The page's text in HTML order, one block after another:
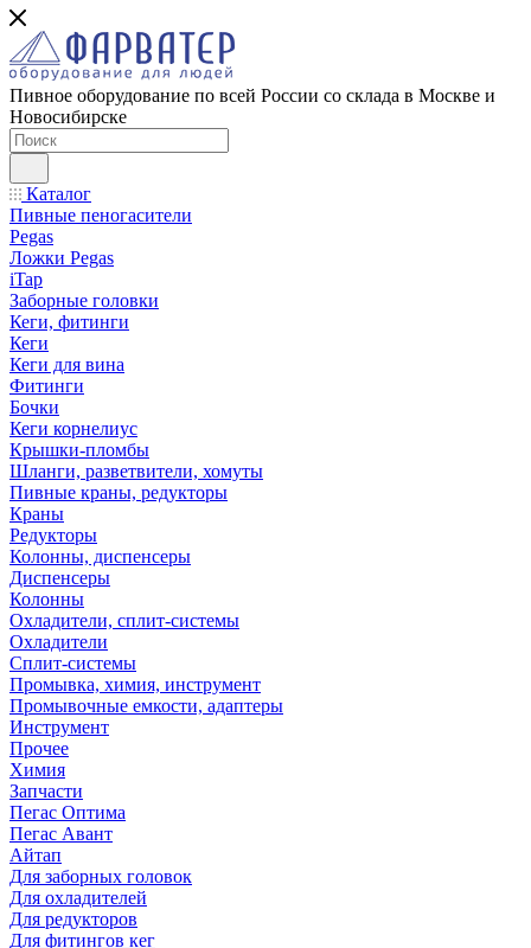
Пивное оборудование по всей России со склада в Москве и
Новосибирске
Каталог
Пивные пеногасители
Pegas
Ложки Pegas
iTap
Заборные головки
Кеги, фитинги
Кеги
Кеги для вина
Фитинги
Бочки
Кеги корнелиус
Крышки-пломбы
Шланги, разветвители, хомуты
Пивные краны, редукторы
Краны
Редукторы
Колонны, диспенсеры
Диспенсеры
Колонны
Охладители, сплит-системы
Охладители
Сплит-системы
Промывка, химия, инструмент
Промывочные емкости, адаптеры
Инструмент
Прочее
Химия
Запчасти
Пегас Оптима
Пегас Авант
Айтап
Для заборных головок
Для охладителей
Для редукторов
Для фитингов кег